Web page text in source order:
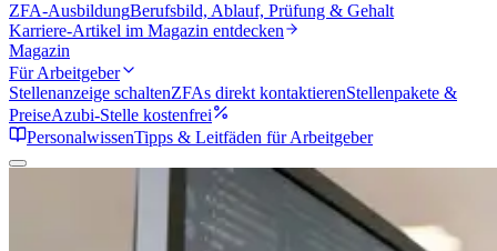
ZFA-AusbildungBerufsbild, Ablauf, Prüfung & Gehalt
Karriere-Artikel im Magazin entdecken
Magazin
Für Arbeitgeber
Stellenanzeige schaltenZFAs direkt kontaktierenStellenpakete &
PreiseAzubi-Stelle kostenfrei
PersonalwissenTipps & Leitfäden für Arbeitgeber